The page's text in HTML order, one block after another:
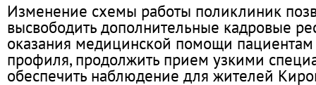
Изменение схемы работы поликлиник
высвободить дополнительные кадровые
оказания медицинской помощи
профиля, продолжить прием узкими
обеспечить наблюдение для жителей